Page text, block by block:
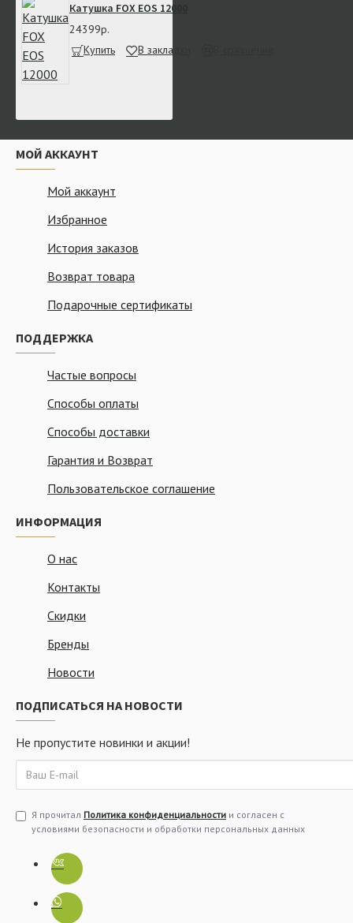
Катушка FOX EOS 12000
24399р.
Купить
В закладки
МОЙ АККАУНТ
Мой аккаунт
Избранное
История заказов
Возврат товара
Подарочные сертификаты
ПОДДЕРЖКА
Частые вопросы
Способы оплаты
Способы доставки
Гарантия и Возврат
Пользовательское соглашение
ИНФОРМАЦИЯ
О нас
Контакты
Скидки
Бренды
Новости
ПОДПИСАТЬСЯ НА НОВОСТИ
Не пропустите новинки и акции!
Я прочитал Политика конфиденциальности и согласен с
условиями безопасности и обработки персональных данных